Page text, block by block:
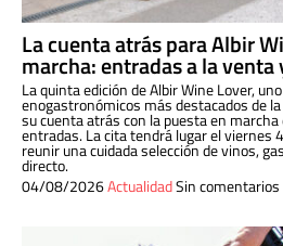
La cuenta atrás para Albir
marcha: entradas a la
La quinta edición de Albir Wine Lover,
enogastronómicos más destacados de
su cuenta atrás con la puesta en
entradas. La cita tendrá lugar el viernes
reunir una cuidada selección de vinos,
directo.
04/08/2026ActualidadSin comentarios